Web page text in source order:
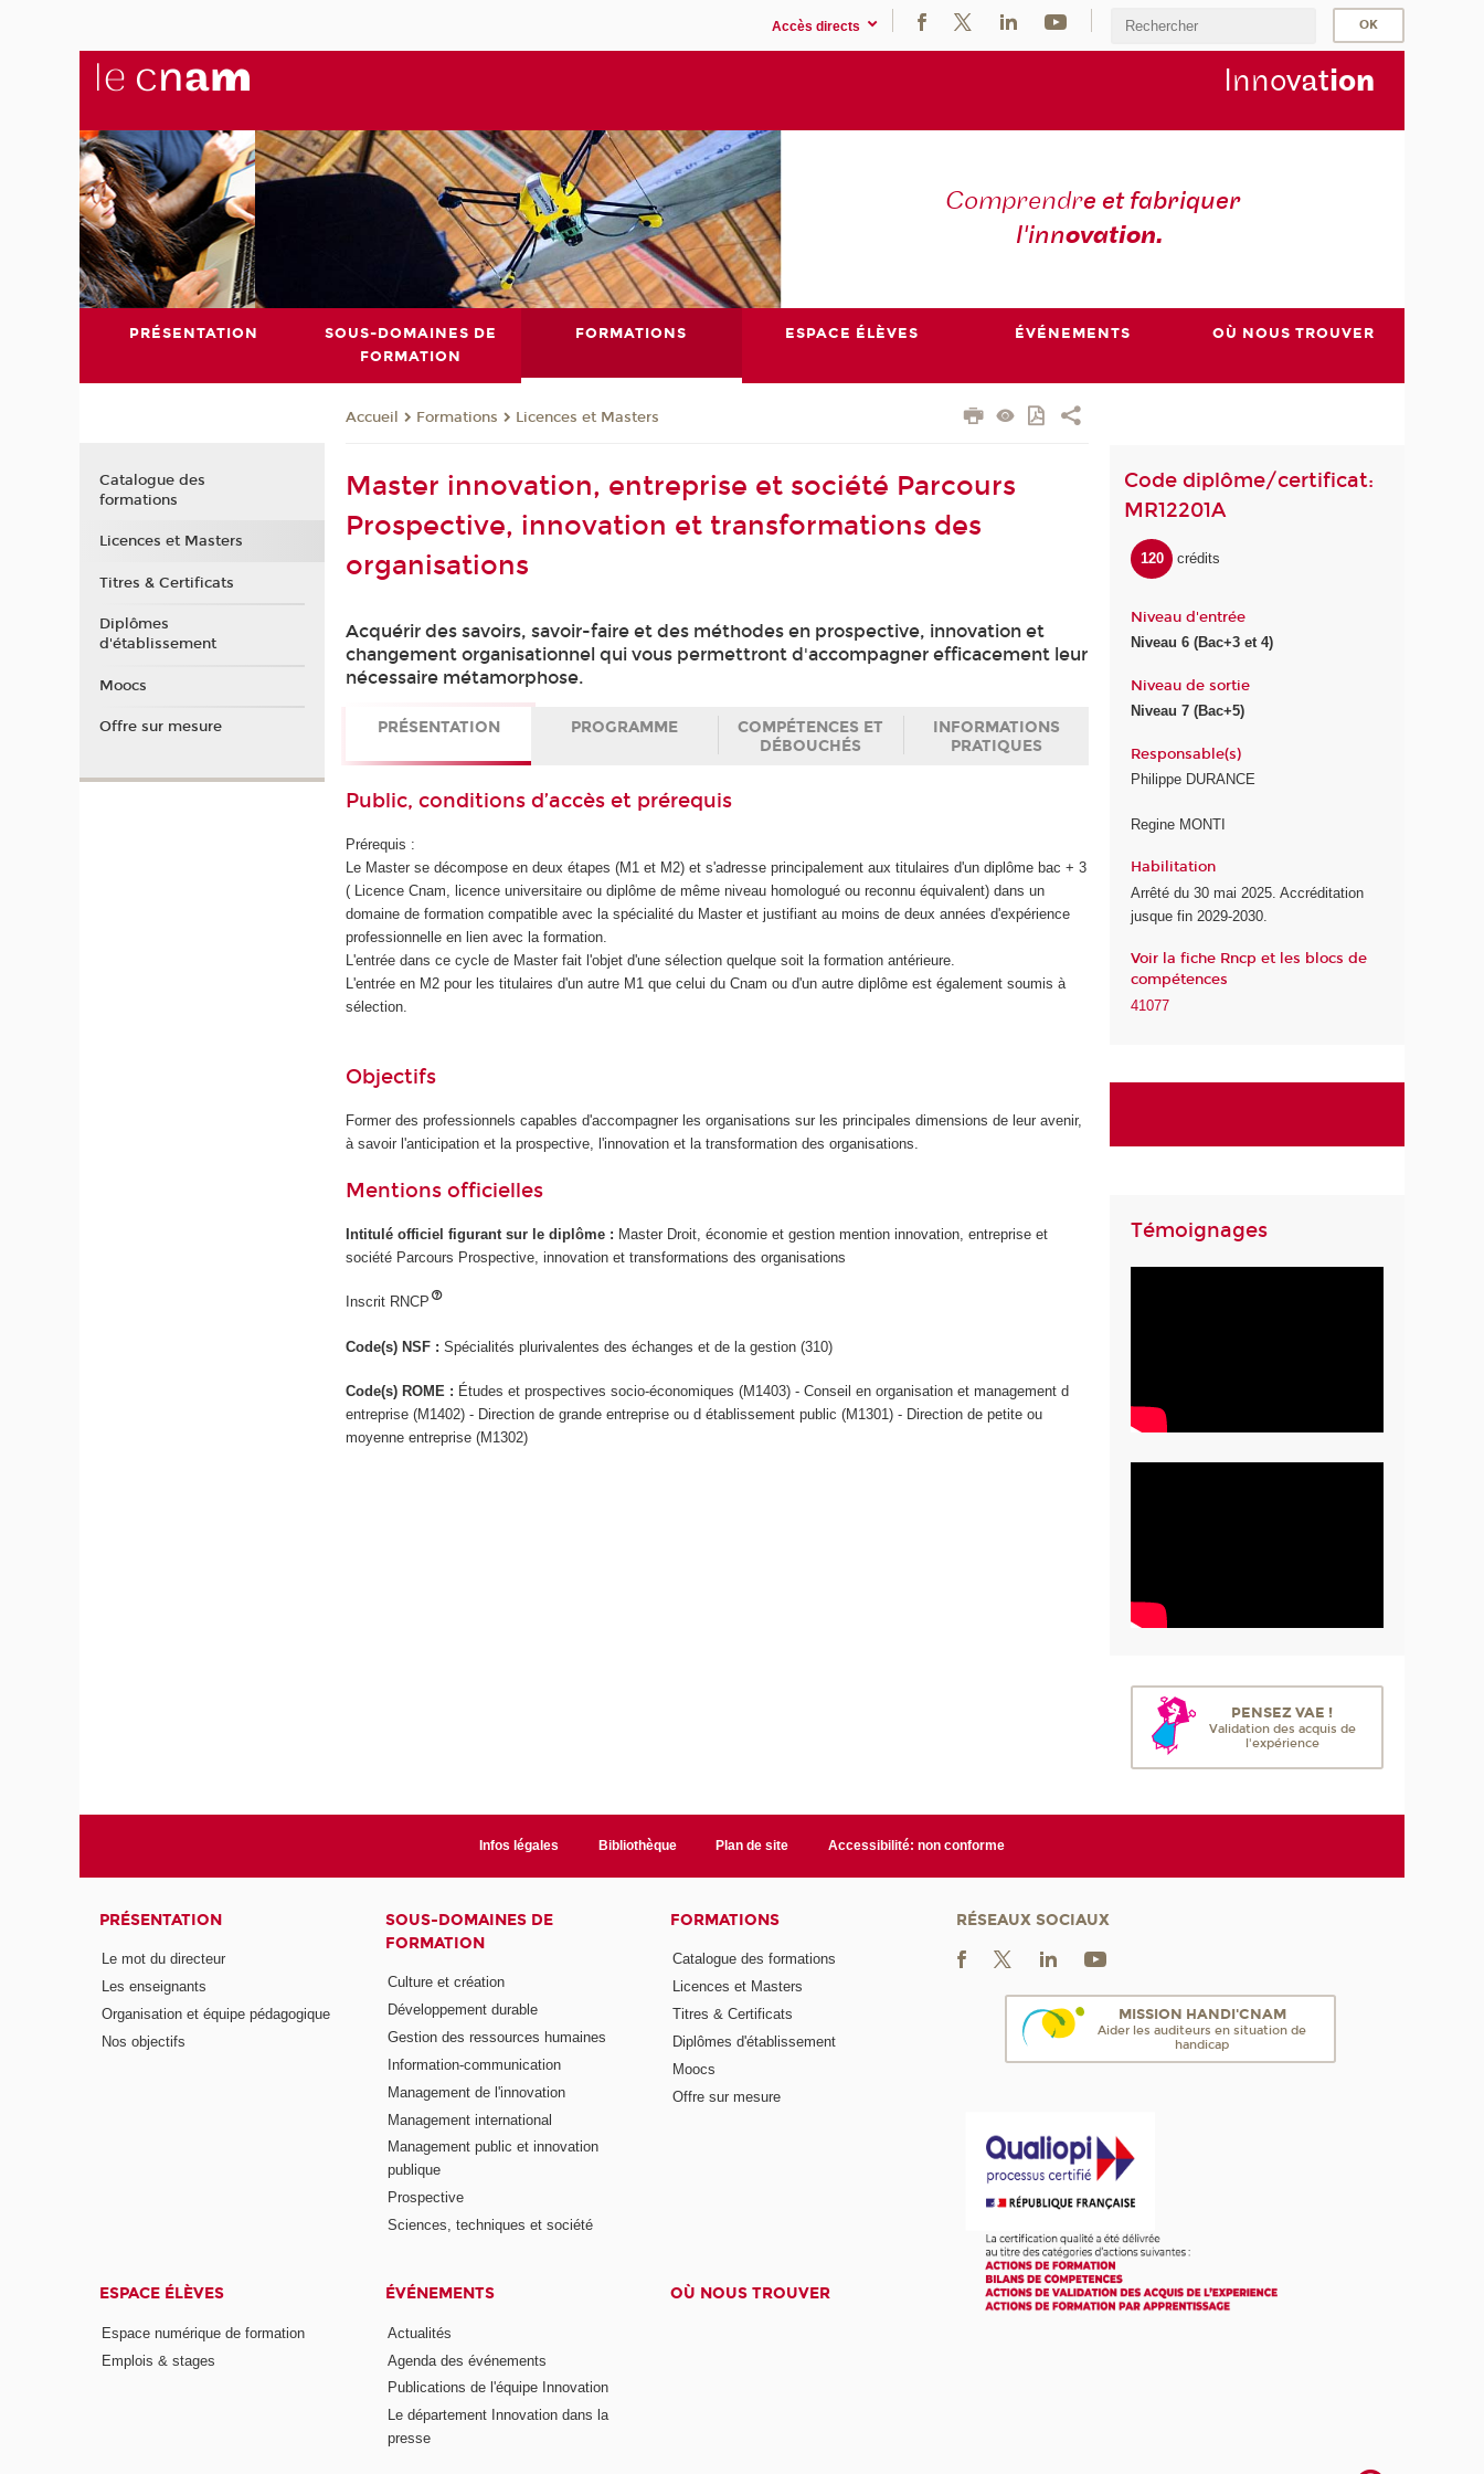
Accès directs
Innovation
Comprendre et fabriquer
l'innovation.
PRÉSENTATION
SOUS-DOMAINES DE
FORMATION
FORMATIONS ESPACE ÉLÈVES ÉVÉNEMENTS OÙ NOUS TROUVER
Accueil Formations Licences et Masters
Master innovation, entreprise et société Parcours
Prospective, innovation et transformations des
organisations
Acquérir des savoirs, savoir-faire et des méthodes en prospective, innovation et
changement organisationnel qui vous permettront d'accompagner efficacement leur
nécessaire métamorphose.
PRÉSENTATION PROGRAMME
COMPÉTENCES ET
DÉBOUCHÉS
INFORMATIONS
PRATIQUES
Public, conditions d’accès et prérequis
Prérequis :
Le Master se décompose en deux étapes (M1 et M2) et s'adresse principalement aux titulaires d'un diplôme bac + 3
( Licence Cnam, licence universitaire ou diplôme de même niveau homologué ou reconnu équivalent) dans un
domaine de formation compatible avec la spécialité du Master et justifiant au moins de deux années d'expérience
professionnelle en lien avec la formation.
L'entrée dans ce cycle de Master fait l'objet d'une sélection quelque soit la formation antérieure.
L'entrée en M2 pour les titulaires d'un autre M1 que celui du Cnam ou d'un autre diplôme est également soumis à
sélection.
Objectifs
Former des professionnels capables d'accompagner les organisations sur les principales dimensions de leur avenir,
à savoir l'anticipation et la prospective, l'innovation et la transformation des organisations.
Mentions officielles
Intitulé officiel figurant sur le diplôme : Master Droit, économie et gestion mention innovation, entreprise et
société Parcours Prospective, innovation et transformations des organisations
Inscrit RNCP
Code(s) NSF :Spécialités plurivalentes des échanges et de la gestion (310)
Code(s) ROME : Études et prospectives socio-économiques (M1403) - Conseil en organisation et management d
entreprise (M1402) - Direction de grande entreprise ou d établissement public (M1301) - Direction de petite ou
moyenne entreprise (M1302)
Code diplôme/certificat:
MR12201A
120 crédits
Niveau d'entrée
Niveau 6 (Bac+3 et 4)
Niveau de sortie
Niveau 7 (Bac+5)
Responsable(s)
Philippe DURANCE
Regine MONTI
Habilitation
Arrêté du 30 mai 2025. Accréditation
jusque fin 2029-2030.
Voir la fiche Rncp et les blocs de
compétences
41077
Témoignages
PENSEZ VAE !
Validation des acquis de
l'expérience
Catalogue des
formations
Licences et Masters
Titres & Certificats
Diplômes
d'établissement
Moocs
Offre sur mesure
Infos légales Bibliothèque Plan de site Accessibilité: non conforme
PRÉSENTATION
Le mot du directeur
Les enseignants
Organisation et équipe pédagogique
Nos objectifs
SOUS-DOMAINES DE
FORMATION
Culture et création
Développement durable
Gestion des ressources humaines
Information-communication
Management de l'innovation
Management international
Management public et innovation
publique
Prospective
Sciences, techniques et société
FORMATIONS
Catalogue des formations
Licences et Masters
Titres & Certificats
Diplômes d'établissement
Moocs
Offre sur mesure
ESPACE ÉLÈVES
Espace numérique de formation
Emplois & stages
ÉVÉNEMENTS
Actualités
Agenda des événements
Publications de l'équipe Innovation
Le département Innovation dans la
presse
OÙ NOUS TROUVER
RÉSEAUX SOCIAUX
MISSION HANDI'CNAM
Aider les auditeurs en situation de
handicap